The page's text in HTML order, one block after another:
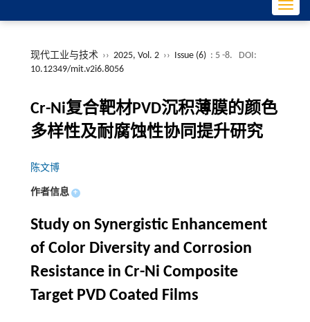
现代工业与技术 ›› 2025, Vol. 2 ›› Issue (6) : 5 -8.
DOI:
10.12349/mit.v2i6.8056
Cr-Ni复合靶材PVD沉积薄膜的颜色
多样性及耐腐蚀性协同提升研究
陈文博
作者信息 +
Study on Synergistic Enhancement
of Color Diversity and Corrosion
Resistance in Cr-Ni Composite
Target PVD Coated Films